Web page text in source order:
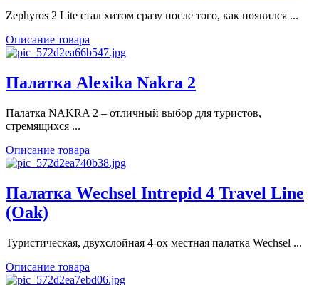
Zephyros 2 Lite стал хитом сразу после того, как появился ...
Описание товара
Палатка Alexika Nakra 2
Палатка NAKRA 2 – отличный выбор для туристов,
стремящихся ...
Описание товара
Палатка Wechsel Intrepid 4 Travel Line
(Oak)
Туристическая, двухслойная 4-ох местная палатка Wechsel ...
Описание товара